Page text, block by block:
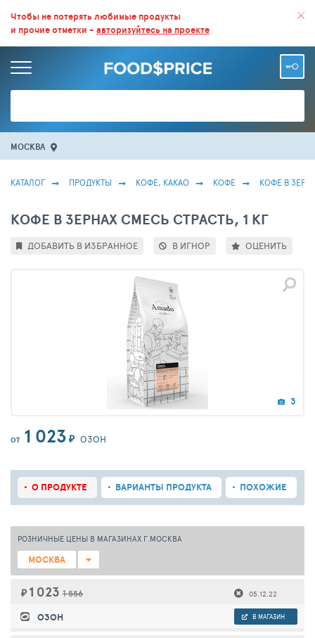
ВСЕ СКИДКИ И ВЫГОДНЫЕ ЦЕНЫ НА ПРОДУКТЫ В МАГАЗИНАХ.
БОЛЬШЕ 100 000 ТОВАРОВ. ЕЖЕДНЕВНОЕ ОБНОВЛЕНИЕ ЦЕН.
Чтобы не потерять любимые продукты
и прочие отметки - авторизуйтесь на проекте
МОСКВА
КАТАЛОГ ПРОДУКТЫ КОФЕ, КАКАО КОФЕ КОФЕ В
КОФЕ В ЗЕРНАХ СМЕСЬ СТРАСТЬ, 1 КГ
3
ОТ 1 023 ₽ ОЗОН
ДОБАВИТЬ В ИЗБРАННОЕ В ИГНОР ОЦЕНИТЬ
О ПРОДУКТЕ ВАРИАНТЫ ПРОДУКТА ПОХОЖИЕ
РОЗНИЧНЫЕ ЦЕНЫ В МАГАЗИНАХ Г.МОСКВА
МОСКВА
₽ 1 023 1 556 05.12.22
ОЗОН В МАГАЗИН